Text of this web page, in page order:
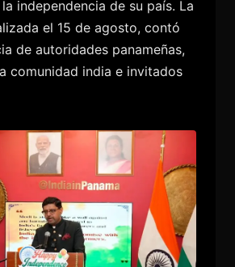
independencia de su país. La
el 15 de agosto, contó
de autoridades panameñas,
comunidad india e invitados